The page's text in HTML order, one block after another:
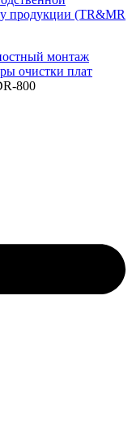
продукции (TR&MR
монтаж
очистки плат
800